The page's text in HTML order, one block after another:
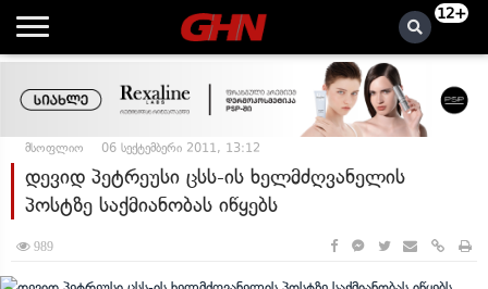
12+
მსოფლიო 06 სექტემბერი 2011, 13:12
დევიდ პეტრეუსი ცსს-ის ხელმძღვანელის
პოსტზე საქმიანობას იწყებს
989